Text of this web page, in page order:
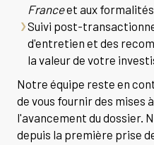
Franceet aux formalités
Suivi post-
d'entretien et des
la valeur de votre
Notre équipe reste en
de vous fournir des mises
l'avancement du dossier.
depuis la première prise